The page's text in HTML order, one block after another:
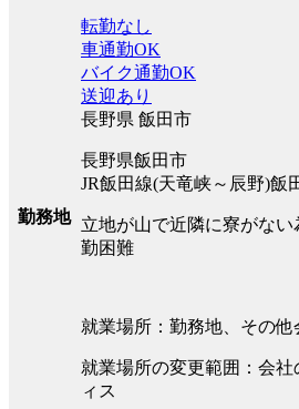
勤務地
転勤なし
車通勤OK
バイク通勤OK
送迎あり
長野県 飯田市
長野県飯田市
JR飯田線(天竜峡～辰野)飯
立地が山で近隣に寮がな
勤困難
就業場所：勤務地、その他
就業場所の変更範囲：会
ィス